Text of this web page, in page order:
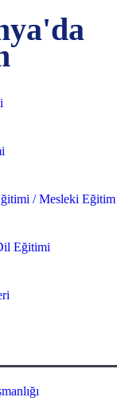
/ Mesleki Eğitim
Eğitimi